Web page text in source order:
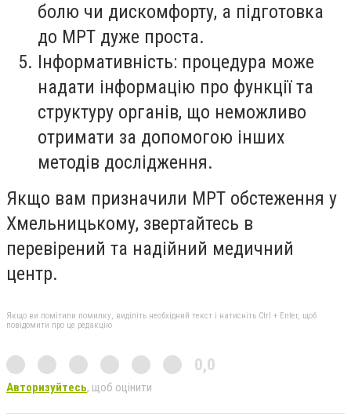
болю чи дискомфорту, а підготовка
до МРТ дуже проста.
Інформативність: процедура може
надати інформацію про функції та
структуру органів, що неможливо
отримати за допомогою інших
методів дослідження.
Якщо вам призначили МРТ обстеження у
Хмельницькому, звертайтесь в
перевірений та надійний медичний
центр.
Якщо ви помітили помилку, виділіть необхідний текст і натисніть Ctrl + Enter, щоб
повідомити про це редакцію
0,0
Авторизуйтесь, щоб оцінити